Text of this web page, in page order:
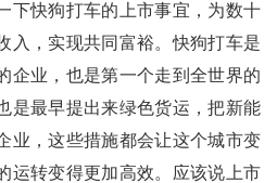
下快狗打车的上市事宜，为数十
入，实现共同富裕。快狗打车是
企业，也是第一个走到全世界的
是最早提出来绿色货运，把新能
业，这些措施都会让这个城市变
运转变得更加高效。应该说上市